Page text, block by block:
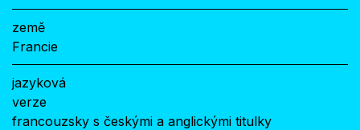
země
Francie
jazyková
verze
francouzsky s českými a anglickými titulky